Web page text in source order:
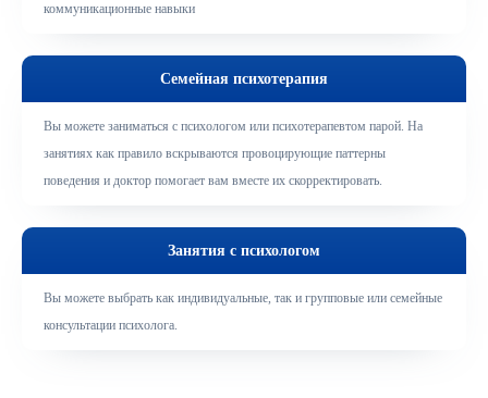
коммуникационные навыки
Семейная психотерапия
Вы можете заниматься с психологом или психотерапевтом парой. На
занятиях как правило вскрываются провоцирующие паттерны
поведения и доктор помогает вам вместе их скорректировать.
Занятия с психологом
Вы можете выбрать как индивидуальные, так и групповые или семейные
консультации психолога.